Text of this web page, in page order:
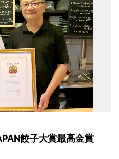
餃子大賞最高金賞